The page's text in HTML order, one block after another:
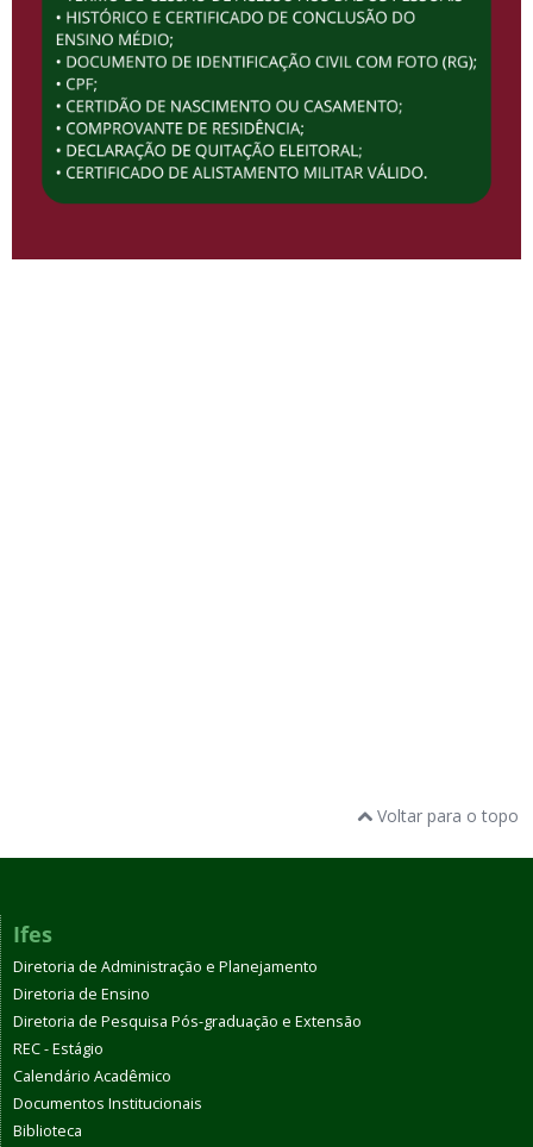
Voltar para o topo
Ifes
Diretoria de Administração e Planejamento
Diretoria de Ensino
Diretoria de Pesquisa Pós-graduação e Extensão
REC - Estágio
Calendário Acadêmico
Documentos Institucionais
Biblioteca